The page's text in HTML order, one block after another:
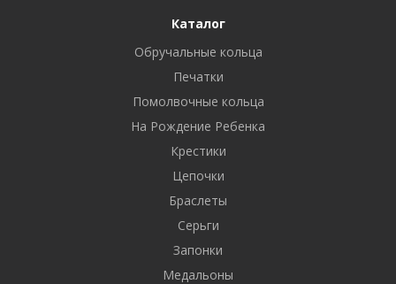
Каталог
Обручальные кольца
Печатки
Помолвочные кольца
На Рождение Ребенка
Крестики
Цепочки
Браслеты
Серьги
Запонки
Медальоны